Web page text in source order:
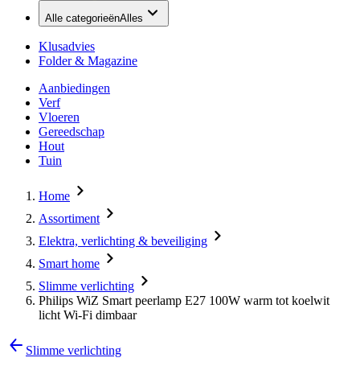
Alle categorieënAlles
Klusadvies
Folder & Magazine
Aanbiedingen
Verf
Vloeren
Gereedschap
Hout
Tuin
Home
Assortiment
Elektra, verlichting & beveiliging
Smart home
Slimme verlichting
Philips WiZ Smart peerlamp E27 100W warm tot koelwit
licht Wi-Fi dimbaar
Slimme verlichting